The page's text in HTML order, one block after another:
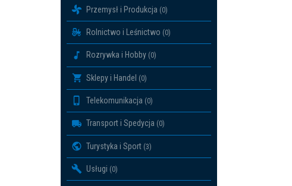
Przemysł i Produkcja (0)
Rolnictwo i Leśnictwo (0)
Rozrywka i Hobby (0)
Sklepy i Handel (0)
Telekomunikacja (0)
Transport i Spedycja (0)
Turystyka i Sport (3)
Usługi (0)